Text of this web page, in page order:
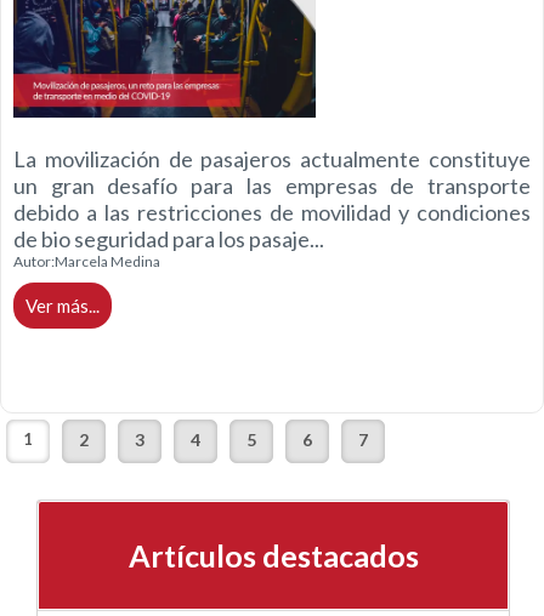
La movilización de pasajeros actualmente constituye
un gran desafío para las empresas de transporte
debido a las restricciones de movilidad y condiciones
de bio seguridad para los pasaje...
Autor:Marcela Medina
Ver más...
1 2 3 4 5 6 7
Artículos destacados